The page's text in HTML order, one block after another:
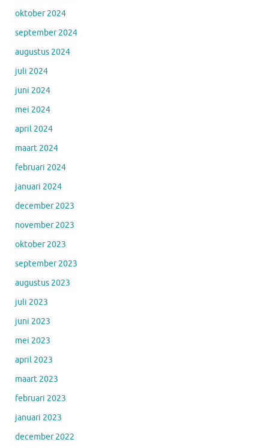
oktober 2024
september 2024
augustus 2024
juli 2024
juni 2024
mei 2024
april 2024
maart 2024
februari 2024
januari 2024
december 2023
november 2023
oktober 2023
september 2023
augustus 2023
juli 2023
juni 2023
mei 2023
april 2023
maart 2023
februari 2023
januari 2023
december 2022